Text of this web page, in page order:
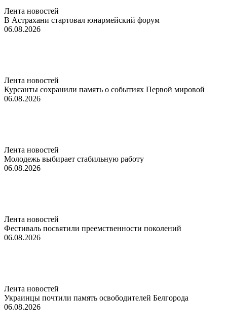
Лента новостей
В Астрахани стартовал юнармейский форум
06.08.2026
Лента новостей
Курсанты сохранили память о событиях Первой мировой
06.08.2026
Лента новостей
Молодежь выбирает стабильную работу
06.08.2026
Лента новостей
Фестиваль посвятили преемственности поколений
06.08.2026
Лента новостей
Украинцы почтили память освободителей Белгорода
06.08.2026